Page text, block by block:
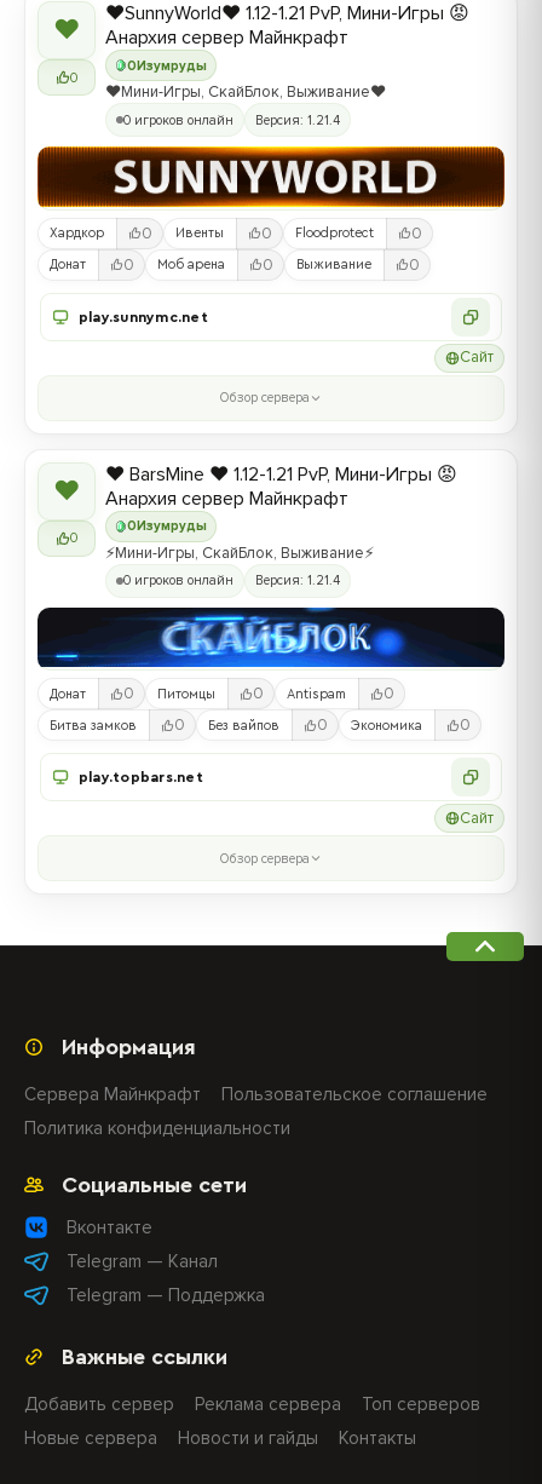
❤
0
0Изумруды
❤️SunnyWorld❤️ 1.12-1.21 PvP, Мини-Игры 😡
Анархия сервер Майнкрафт
❤️Мини-Игры, СкайБлок, Выживание❤️
0 игроков онлайн Версия: 1.21.4
Хардкор 0 Ивенты 0 Floodprotect 0
Донат 0 Моб арена 0 Выживание 0
play.sunnymc.net
Сайт
Обзор сервера
❤
0
0 Изумруды
❤️ BarsMine ❤️ 1.12-1.21 PvP, Мини-Игры 😡
Анархия сервер Майнкрафт
⚡Мини-Игры, СкайБлок, Выживание⚡
0 игроков онлайн Версия: 1.21.4
Донат 0 Питомцы 0 Antispam 0
Битва замков 0 Без вайпов 0 Экономика 0
play.topbars.net
Сайт
Обзор сервера
Важные ссылки
Добавить сервер Реклама сервера
Топ серверов
Новые сервера
Новости и гайды Контакты
Социальные сети
Вконтакте
Telegram — Канал
Telegram — Поддержка
Информация
Сервера Майнкрафт
Пользовательское соглашение
Политика конфиденциальности